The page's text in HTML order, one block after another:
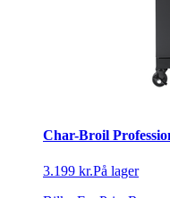
Char-Broil
3.199 kr.På lager